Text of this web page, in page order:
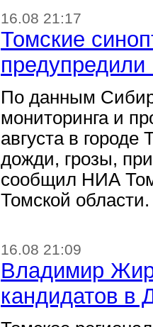
16.08 21:17
Томские
предупредили
По данным
мониторинга и
августа в
дожди, грозы,
сообщил НИА
Томской области.
16.08 21:09
Владимир
кандидатов в